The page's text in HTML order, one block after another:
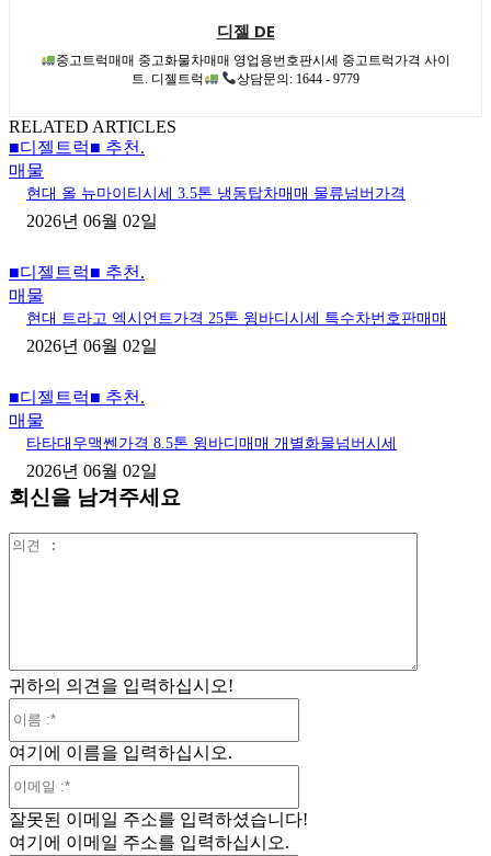
디젤 DE
중고트럭매매 중고화물차매매 영업용번호판시세 중고트럭가격 사이
트. 디젤트럭
상담문의: 1644 - 9779
RELATED ARTICLES
■디젤트럭■ 추천.
매물
현대 올 뉴마이티시세 3.5톤 냉동탑차매매 물류넘버가격
2026년 06월 02일
■디젤트럭■ 추천.
매물
현대 트라고 엑시언트가격 25톤 윙바디시세 특수차번호판매매
2026년 06월 02일
■디젤트럭■ 추천.
매물
타타대우맥쎈가격 8.5톤 윙바디매매 개별화물넘버시세
2026년 06월 02일
회신을 남겨주세요
귀하의 의견을 입력하십시오!
여기에 이름을 입력하십시오.
일
잘못된 이메일 주소를 입력하셨습니다!
여기에 이메일 주소를 입력하십시오.